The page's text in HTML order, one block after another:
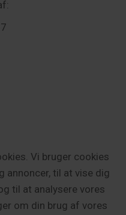
Vi bruger cookies
annoncer, til at vise dig
til at analysere vores
om din brug af vores